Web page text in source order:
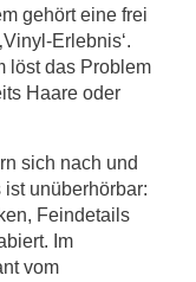
gehört eine frei
Erlebnis‘.
löst das Problem
Haare oder
sich nach und
unüberhörbar:
Feindetails
Im
vom